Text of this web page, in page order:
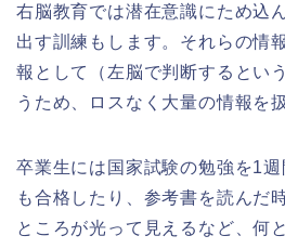
右脳教育では潜在意識にため込
出す訓練もします。それらの情
報として（左脳で判断するとい
うため、ロスなく大量の情報を
卒業生には国家試験の勉強を1
も合格したり、参考書を読んだ
ところが光って見えるなど、何